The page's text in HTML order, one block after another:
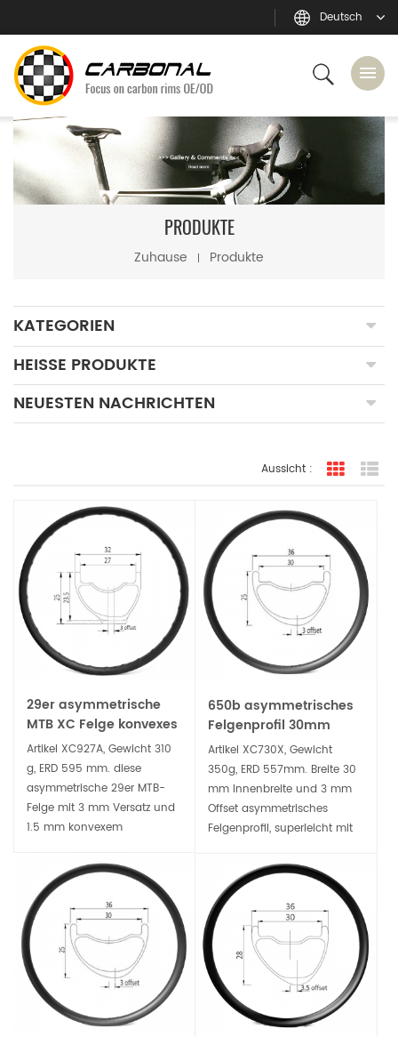
Deutsch
PRODUKTE
Zuhause Produkte
KATEGORIEN
HEISSE PRODUKTE
NEUESTEN NACHRICHTEN
Aussicht :
29er asymmetrische
MTB XC Felge konvexes
Speichenloch Hookless
Tubeless Ready
Artikel XC927A, Gewicht 310
g, ERD 595 mm. diese
asymmetrische 29er MTB-
Felge mit 3 mm Versatz und
1.5 mm konvexem
Speichenlöcher, bessere
Steifigkeit und schnellere
Kraftübertragung.
650b asymmetrisches
Felgenprofil 30mm
Maulweite XC Bike
Carbonfelge
Artikel XC730X, Gewicht
350g, ERD 557mm. Breite 30
mm Innenbreite und 3 mm
Offset asymmetrisches
Felgenprofil, superleicht mit
Fahrer, die einen breiten,
aber leichten 650b XC-
Carbon-Laufradsatz suchen.